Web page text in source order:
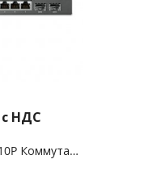
с НДС
TP-Link TL-SG2210P Коммутатор JetStream Smart с 8 портами PoE+ и 2 портами SFP